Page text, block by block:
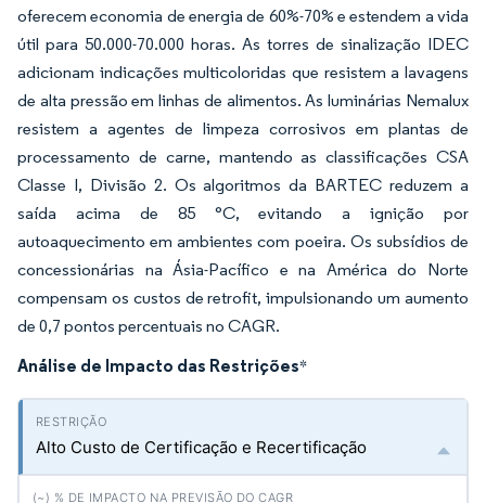
oferecem economia de energia de 60%-70% e estendem a vida
útil para 50.000-70.000 horas. As torres de sinalização IDEC
adicionam indicações multicoloridas que resistem a lavagens
de alta pressão em linhas de alimentos. As luminárias Nemalux
resistem a agentes de limpeza corrosivos em plantas de
processamento de carne, mantendo as classificações CSA
Classe I, Divisão 2. Os algoritmos da BARTEC reduzem a
saída acima de 85 °C, evitando a ignição por
autoaquecimento em ambientes com poeira. Os subsídios de
concessionárias na Ásia-Pacífico e na América do Norte
compensam os custos de retrofit, impulsionando um aumento
de 0,7 pontos percentuais no CAGR.
Análise de Impacto das Restrições*
Alto Custo de Certificação e Recertificação